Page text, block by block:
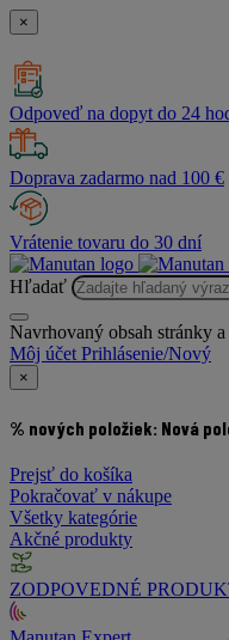
×
Odpoveď na dopyt do 24
Doprava zadarmo nad 100 €
Vrátenie tovaru do 30 dní
Hľadať
Navrhovaný obsah stránky
Môj účet Prihlásenie/Nový
×
% nových položiek: Nová
Prejsť do košíka
Pokračovať v nákupe
Všetky kategórie
Akčné produkty
ZODPOVEDNÉ